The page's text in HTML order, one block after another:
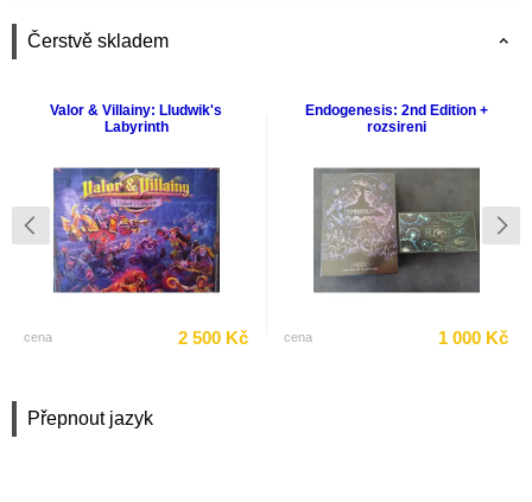
Přepnout jazyk
Čerstvě skladem
Valor & Villainy: Lludwik's
Labyrinth
cena 2 500 Kč
Endogenesis: 2nd Edition +
rozsireni
cena 1 000 Kč